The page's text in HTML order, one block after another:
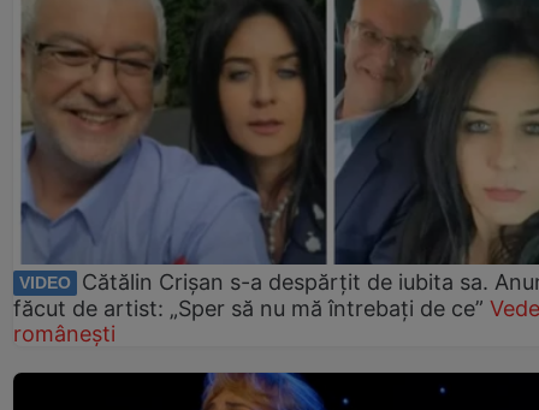
VIDEO
Cătălin Crișan s-a despărțit de iubita sa.
făcut de artist: „Sper să nu mă întrebați de ce”
românești